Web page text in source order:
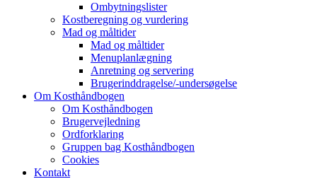
Ombytningslister
Kostberegning og vurdering
Mad og måltider
Mad og måltider
Menuplanlægning
Anretning og servering
Brugerinddragelse/-undersøgelse
Om Kosthåndbogen
Om Kosthåndbogen
Brugervejledning
Ordforklaring
Gruppen bag Kosthåndbogen
Cookies
Kontakt